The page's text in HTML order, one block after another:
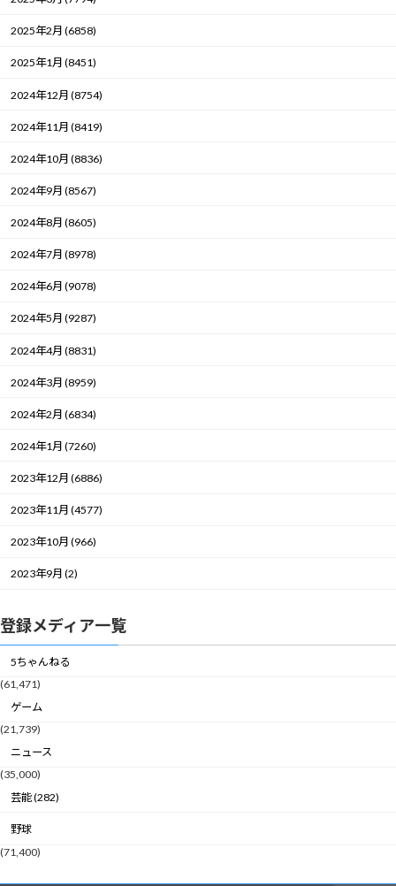
2025年2月 (6858)
2025年1月 (8451)
2024年12月 (8754)
2024年11月 (8419)
2024年10月 (8836)
2024年9月 (8567)
2024年8月 (8605)
2024年7月 (8978)
2024年6月 (9078)
2024年5月 (9287)
2024年4月 (8831)
2024年3月 (8959)
2024年2月 (6834)
2024年1月 (7260)
2023年12月 (6886)
2023年11月 (4577)
2023年10月 (966)
2023年9月 (2)
登録メディア一覧
5ちゃんねる
(61,471)
ゲーム
(21,739)
ニュース
(35,000)
芸能 (282)
野球
(71,400)